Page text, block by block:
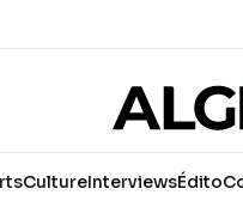
CultureInterviewsÉdito